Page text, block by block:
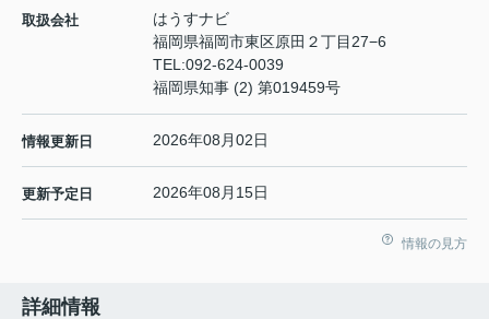
取扱会社
はうすナビ
福岡県福岡市東区原田２丁目27−6
TEL:092-624-0039
福岡県知事 (2) 第019459号
情報更新日 2026年08月02日
更新予定日 2026年08月15日
情報の見方
詳細情報